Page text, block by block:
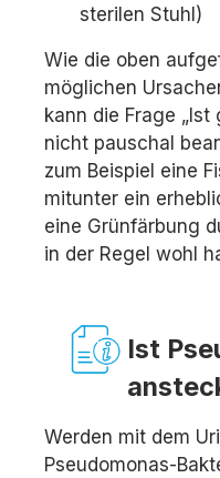
sterilen Stuhl)
Wie die oben
möglichen
kann die Frage
nicht pauschal
zum Beispiel eine
mitunter ein
eine Grünfärbung
in der Regel wohl
Ist
Werden mit dem
Pseudomonas-